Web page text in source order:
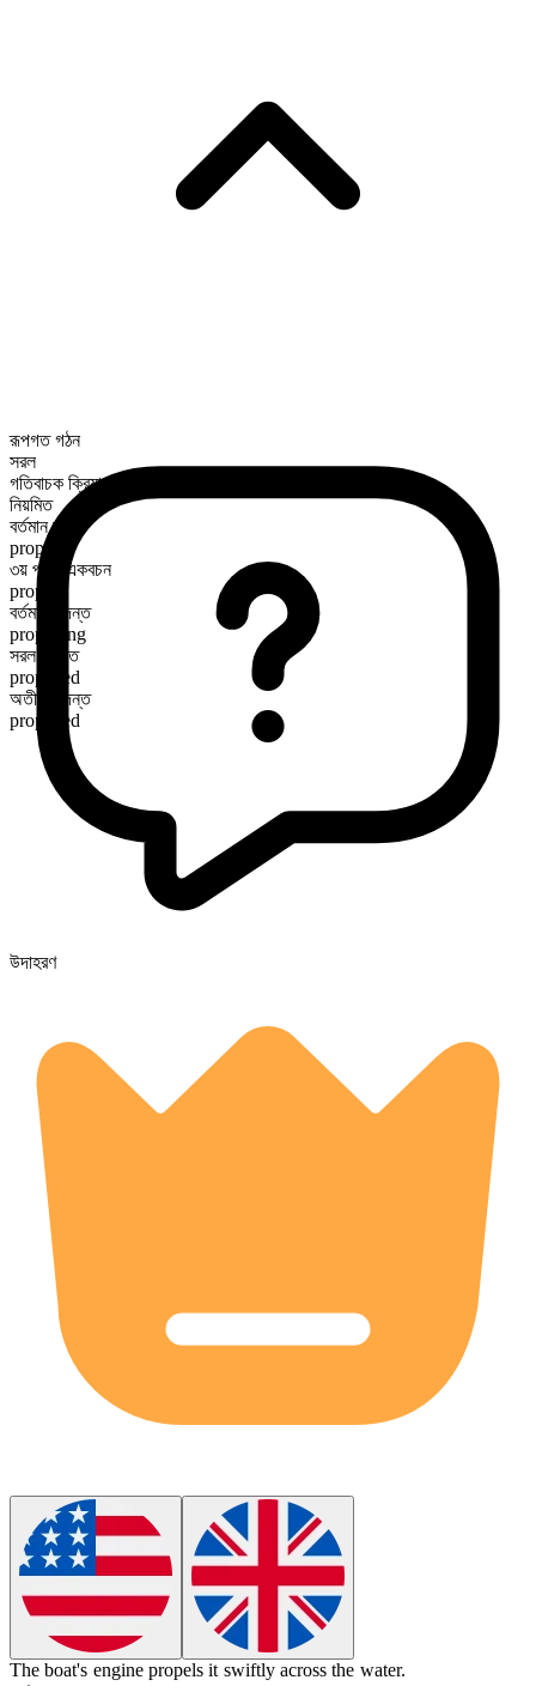
রূপগত গঠন
সরল
গতিবাচক ক্রিয়া
নিয়মিত
বর্তমান কাল
propel
৩য় পুরুষ একবচন
propels
বর্তমান কৃদন্ত
propelling
সরল অতীত
propelled
অতীত কৃদন্ত
propelled
উদাহরণ
The boat's engine propels it swiftly across the water.